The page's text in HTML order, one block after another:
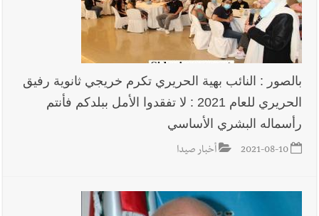
بالصور : النائب بهية الحريري تكرم خريجي ثانوية رفيق
الحريري للعام 2021 : لا تفقدوا الأمل ببلدكم فأنتم
رأسماله البشري الأساسي
2021-08-10 أخبار صيدا